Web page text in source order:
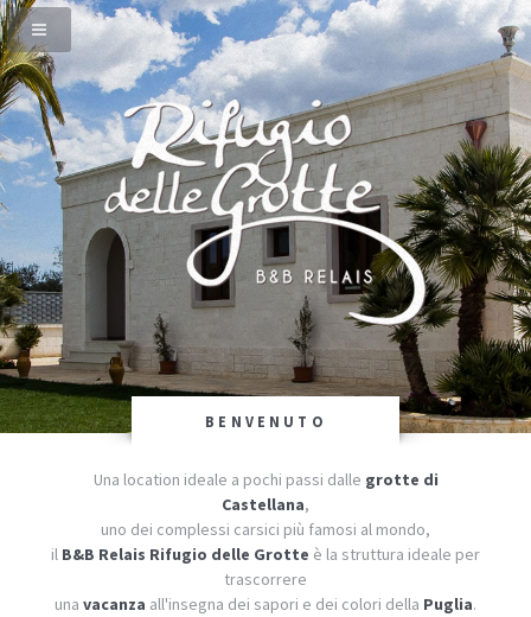
BENVENUTO
Una location ideale a pochi passi dalle grotte di
Castellana,
uno dei complessi carsici più famosi al mondo,
il B&B Relais Rifugio delle Grotte è la struttura ideale per
trascorrere
una vacanza all'insegna dei sapori e dei colori della Puglia.